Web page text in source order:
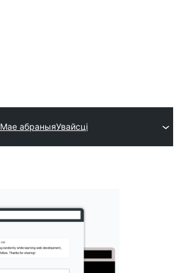
Мае абраныяУвайсці